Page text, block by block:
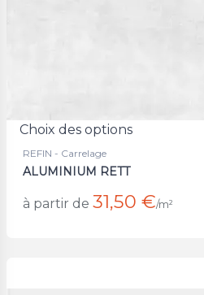
Choix des options
REFIN - Carrelage
ALUMINIUM RETT
à partir de 31,50 €/m²